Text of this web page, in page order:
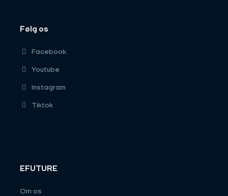
Følg os
Facebook
Youtube
Instagram
Tiktok
EFUTURE
Om os